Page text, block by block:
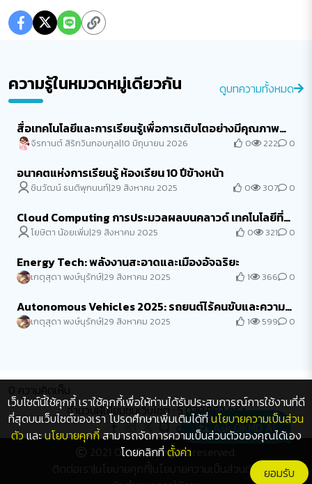
ความรู้ในหมวดหมู่เดียวกัน ดูบทความทั้งหมด
สื่อเทคโนโลยีและการเรียนรู้เพื่อการเติบโตอย่างมีคุณภาพ
ของเด็กปฐมวัย
จิรกานต์ สิริกวินกอบกุล|10 มิถุนายน 2026 0 222 0
อนาคตแห่งการเรียนรู้ ห้องเรียน 10 ปีข้างหน้า
ชินวัฒน์ ธนติพุกนนท์|29 สิงหาคม 2025 0 307 0
Cloud Computing การประมวลผลบนคลาวด์ เทคโนโลยีที่
อยู่เบื้องหลังยุคดิจิทัล
โยษิตา น้อยเพิ่ม|29 สิงหาคม 2025 0 321 0
Energy Tech: พลังงานสะอาดและเมืองอัจฉริยะ
เกตุสุดา พงษ์นุรักษ์|29 สิงหาคม 2025 1 366 0
Autonomous Vehicles 2025: รถยนต์ไร้คนขับและความ
ปลอดภัยบนถนน
เกตุสุดา พงษ์นุรักษ์|29 สิงหาคม 2025 1 599 0
0 ความคิดเห็น
เว็บไซต์นี้ใช้คุกกี้ เราใช้คุกกี้เพื่อให้ท่านได้รับประสบการณ์การใช้งานที่ดี
ที่สุดบนเว็บไซต์ของเรา โปรดศึกษาเพิ่มเติมได้ที่ นโยบายความเป็นส่วน
ตัวและนโยบายคุกกี้สามารถจัดการความเป็นส่วนตัวของคุณได้เอง
โดยคลิกที่ตั้งค่า
ยอมรับ
จำนวนผู้เยี่ยมชมเว็บไซต์ : 5,030,892 ครั้ง
2021 OKMD. All rights reserved.
นโยบายความเป็นส่วนตัว
Ask OKMD AI